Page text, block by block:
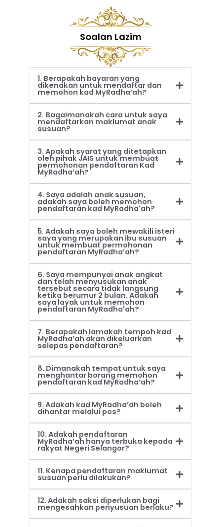
Soalan Lazim
1. Berapakah bayaran yang
dikenakan untuk mendaftar dan
memohon kad MyRadha’ah?
2. Bagaimanakah cara untuk saya
mendaftarkan maklumat anak
susuan?
3. Apakah syarat yang ditetapkan
oleh pihak JAIS untuk membuat
permohonan pendaftaran Kad
MyRadha’ah?
4. Saya adalah anak susuan,
adakah saya boleh memohon
pendaftaran kad MyRadha'ah?
5. Adakah saya boleh mewakili isteri
saya yang merupakan ibu susuan
untuk membuat permohonan
pendaftaran MyRadha’ah?
6. Saya mempunyai anak angkat
dan telah menyusukan anak
tersebut secara tidak langsung
ketika berumur 2 bulan. Adakah
saya layak untuk memohon
pendaftaran MyRadha'ah?
7. Berapakah lamakah tempoh kad
MyRadha’ah akan dikeluarkan
selepas pendaftaran?
8. Dimanakah tempat untuk saya
menghantar borang memohon
pendaftaran kad MyRadha’ah?
9. Adakah kad MyRadha’ah boleh
dihantar melalui pos?
10. Adakah pendaftaran
MyRadha’ah hanya terbuka kepada
rakyat Negeri Selangor?
11. Kenapa pendaftaran maklumat
susuan perlu dilakukan?
12. Adakah saksi diperlukan bagi
mengesahkan penyusuan berlaku?